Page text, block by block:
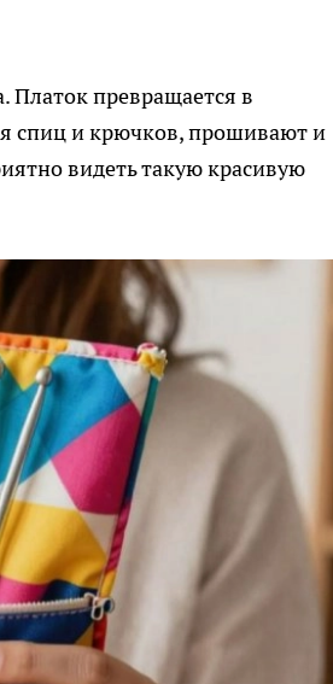
Платок превращается в
спиц и крючков, прошивают и
видеть такую красивую